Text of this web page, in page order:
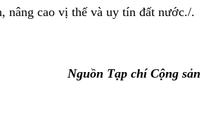
nâng cao vị thế và uy tín đất nước./.
Nguồn Tạp chí Cộng sản